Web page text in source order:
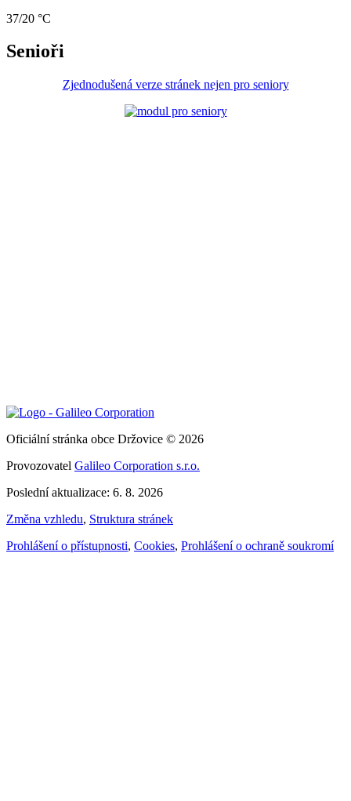
37/20 °C
Senioři
Zjednodušená verze stránek nejen pro seniory
Oficiální stránka obce Držovice © 2026
Provozovatel Galileo Corporation s.r.o.
Poslední aktualizace: 6. 8. 2026
Změna vzhledu, Struktura stránek
Prohlášení o přístupnosti, Cookies, Prohlášení o ochraně soukromí